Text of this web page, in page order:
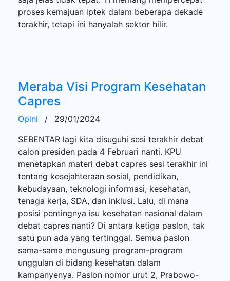
proses kemajuan iptek dalam beberapa dekade
terakhir, tetapi ini hanyalah sektor hilir.
Meraba Visi Program Kesehatan
Capres
Opini /
29/01/2024
SEBENTAR lagi kita disuguhi sesi terakhir debat
calon presiden pada 4 Februari nanti. KPU
menetapkan materi debat capres sesi terakhir ini
tentang kesejahteraan sosial, pendidikan,
kebudayaan, teknologi informasi, kesehatan,
tenaga kerja, SDA, dan inklusi. Lalu, di mana
posisi pentingnya isu kesehatan nasional dalam
debat capres nanti? Di antara ketiga paslon, tak
satu pun ada yang tertinggal. Semua paslon
sama-sama mengusung program-program
unggulan di bidang kesehatan dalam
kampanyenya. Paslon nomor urut 2, Prabowo-